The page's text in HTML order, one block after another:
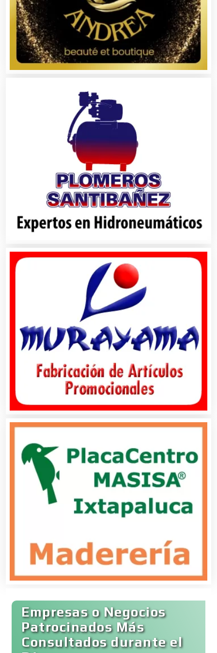
Cajas de Ahorro
Cámaras de Comercio
Camiones para Fletes
Cancelería de Aluminio
Capacitación
Carpinterías
Centros Comerciales
Centros de Espectáculos
Centros de Nutrición
Cibercafés
Clínicas de Belleza
Clínicas de Rehabilitación
Clínicas y Hospitales
Clubes Deportivos
Empresas o Negocios
Patrocinados Más
Consultados durante el